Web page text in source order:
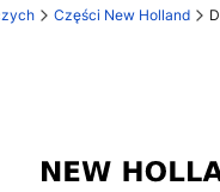
Części New Holland